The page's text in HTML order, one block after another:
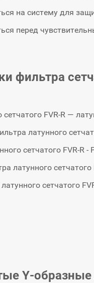
на систему для
перед
фильтра
FVR-R —
латунного
сетчатого FVR-R -
латунного сетчатого
сетчатого
Y-образные